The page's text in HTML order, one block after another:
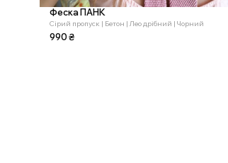
Феска ПАНК
Cірий пропуск | Бетон | Лео дрібний | Чорний
990₴